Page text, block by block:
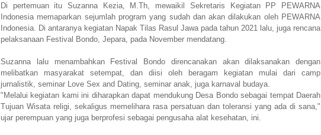
Di pertemuan itu Suzanna Kezia, M.Th, mewaikil Sekretaris Kegiatan PP PEWARNA
Indonesia memaparkan sejumlah program yang sudah dan akan dilakukan oleh PEWARNA
Indonesia. Di antaranya kegiatan Napak Tilas Rasul Jawa pada tahun 2021 lalu, juga rencana
pelaksanaan Festival Bondo, Jepara, pada November mendatang.
Suzanna lalu menambahkan Festival Bondo direncanakan akan dilaksanakan dengan
melibatkan masyarakat setempat, dan diisi oleh beragam kegiatan mulai dari camp
jurnalistik, seminar Love Sex and Dating, seminar anak, juga karnaval budaya.
"Melalui kegiatan kami ini diharapkan dapat mendukung Desa Bondo sebagai tempat Daerah
Tujuan Wisata religi, sekaligus memelihara rasa persatuan dan toleransi yang ada di sana,"
ujar perempuan yang juga berprofesi sebagai pengusaha alat kesehatan, ini.